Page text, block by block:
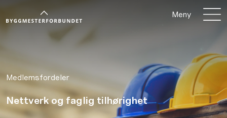
Meny
Medlemsfordeler
Nettverk og faglig tilhørighet